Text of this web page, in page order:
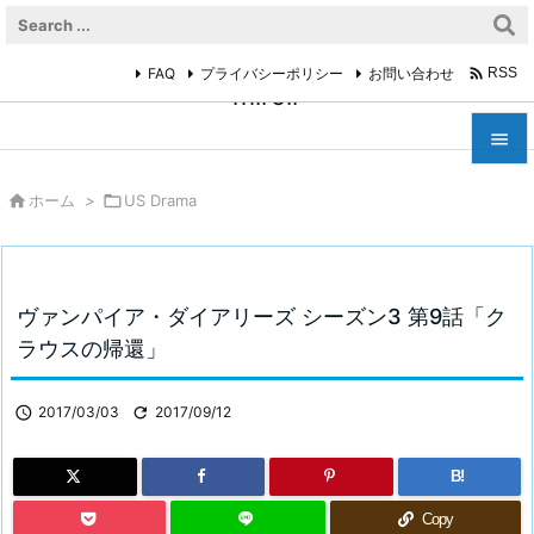
miroir




検索
FAQ プライバシーポリシー お問い合わせ  RSS
 ホーム > US Drama
ヴァンパイア・ダイアリーズ シーズン3 第9話「ク
ラウスの帰還」
 2017/03/03  2017/09/12
B!
Copy